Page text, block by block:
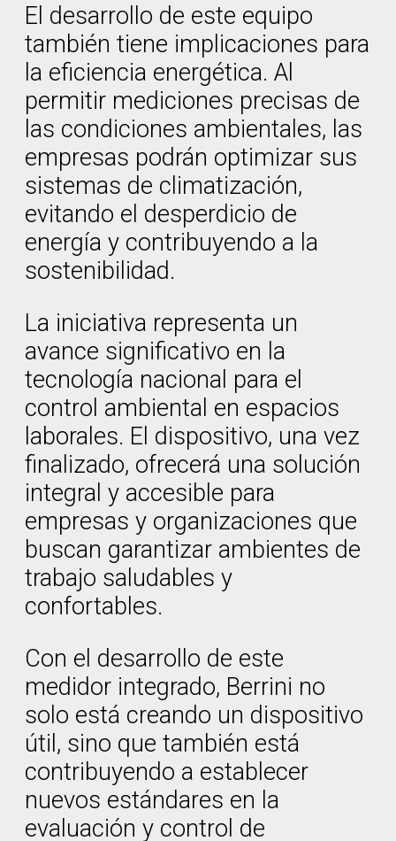
El desarrollo de este equipo
también tiene implicaciones para
la eficiencia energética. Al
permitir mediciones precisas de
las condiciones ambientales, las
empresas podrán optimizar sus
sistemas de climatización,
evitando el desperdicio de
energía y contribuyendo a la
sostenibilidad.
La iniciativa representa un
avance significativo en la
tecnología nacional para el
control ambiental en espacios
laborales. El dispositivo, una vez
finalizado, ofrecerá una solución
integral y accesible para
empresas y organizaciones que
buscan garantizar ambientes de
trabajo saludables y
confortables.
Con el desarrollo de este
medidor integrado, Berrini no
solo está creando un dispositivo
útil, sino que también está
contribuyendo a establecer
nuevos estándares en la
evaluación y control de